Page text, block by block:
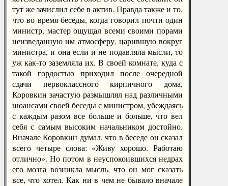
тут же зачислил себе в актив. Правда также и то,
что во время беседы, когда говорил почти один
министр, мастер ощущал всеми своими порами
неизведанную им атмосферу, царившую вокруг
министра, и она если и не подавляла мысли, то
уж как-то заземляла их. В своей комнате, куда с
такой гордостью приходил после очередной
сдачи первоклассного кирпичного дома,
Коровкин зачастую размышлял над различными
нюансами своей беседы с министром, убеждаясь
с каждым разом все больше и больше, что вел
себя с самым высоким начальником достойно.
Вначале Коровкин думал, что в беседе он сказал
всего четыре слова: «Живу хорошо. Работаю
отлично». Но потом в неуспокоившихся недрах
его мозга возникла мысль, что он мог сказать
все, что хотел. Как ни в чем не бывало вначале